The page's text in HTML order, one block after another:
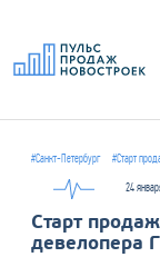
#Санкт-Петербург
#Старт
24
Старт
девелопера